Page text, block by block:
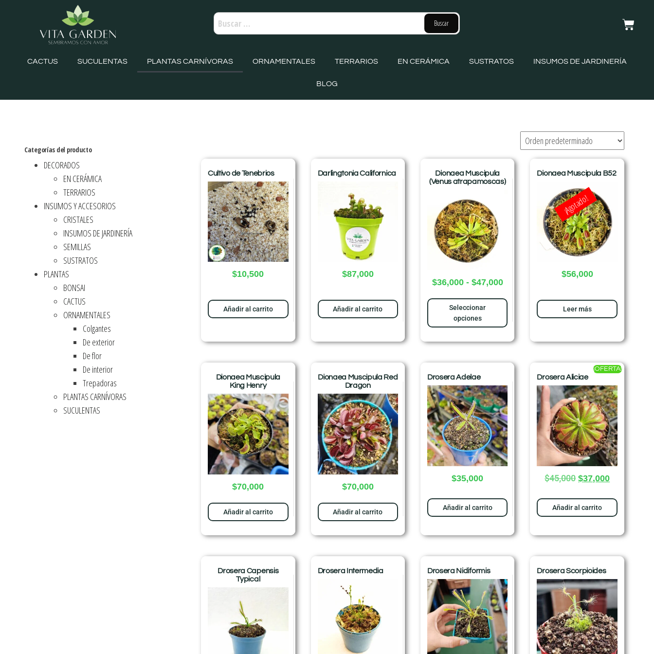
CACTUS SUCULENTAS PLANTAS CARNÍVORAS ORNAMENTALES TERRARIOS EN CERÁMICA SUSTRATOS INSUMOS DE JARDINERÍA
BLOG
Categorías del producto
DECORADOS
EN CERÁMICA
TERRARIOS
INSUMOS Y ACCESORIOS
CRISTALES
INSUMOS DE JARDINERÍA
SEMILLAS
SUSTRATOS
PLANTAS
BONSAI
CACTUS
ORNAMENTALES
Colgantes
De exterior
De flor
De interior
Trepadoras
PLANTAS CARNÍVORAS
SUCULENTAS
Cultivo de Tenebrios
$10,500
Añadir al carrito
Darlingtonia Californica
$87,000
Añadir al carrito
Dionaea Muscipula
(Venus atrapamoscas)
$36,000 - $47,000
Seleccionar
opciones
Dionaea Muscipula B52
$56,000
Leer más
¡Agotado!
Dionaea Muscipula
King Henry
$70,000
Añadir al carrito
Dionaea Muscipula Red
Dragon
$70,000
Añadir al carrito
Drosera Adelae
$35,000
Añadir al carrito
Drosera Aliciae
¡OFERTA!
$45,000 $37,000
Añadir al carrito
Drosera Capensis
Typical
Drosera Intermedia Drosera Nidiformis Drosera Scorpioides